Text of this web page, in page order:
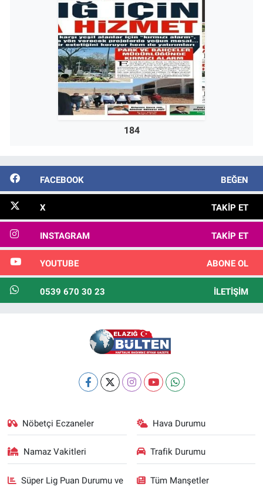
184
FACEBOOK BEĞEN
X TAKIP ET
INSTAGRAM TAKIP ET
YOUTUBE ABONE OL
0539 670 30 23 İLETIŞIM
Nöbetçi Eczaneler Hava Durumu
Namaz Vakitleri Trafik Durumu
Süper Lig Puan Durumu ve Tüm Manşetler